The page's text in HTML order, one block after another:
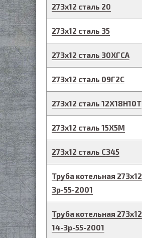
273х12 сталь 20
273х12 сталь 35
273х12 сталь 30ХГСА
273х12 сталь 09Г2С
273х12 сталь 12Х18Н10Т
273х12 сталь 15Х5М
273х12 сталь С345
Труба котельная 273х12
3р-55-2001
Труба котельная 273х12
14-3р-55-2001